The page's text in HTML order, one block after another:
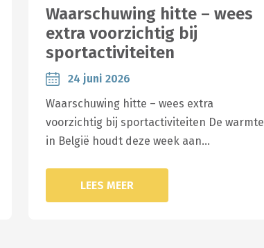
Waarschuwing hitte – wees
extra voorzichtig bij
sportactiviteiten
24 juni 2026
Waarschuwing hitte – wees extra
voorzichtig bij sportactiviteiten De warmte
in België houdt deze week aan…
LEES MEER